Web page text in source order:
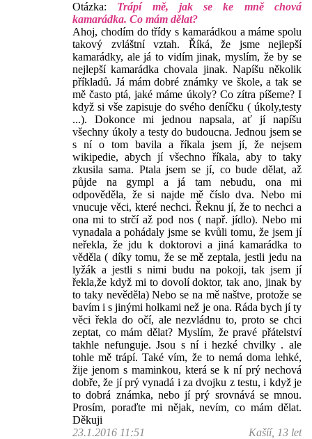
Otázka: Trápí mě, jak se ke mně chová
kamarádka. Co mám dělat?
Ahoj, chodím do třídy s kamarádkou a máme spolu
takový zvláštní vztah. Říká, že jsme nejlepší
kamarádky, ale já to vidím jinak, myslím, že by se
nejlepší kamarádka chovala jinak. Napíšu několik
příkladů. Já mám dobré známky ve škole, a tak se
mě často ptá, jaké máme úkoly? Co zítra píšeme? I
když si vše zapisuje do svého deníčku ( úkoly,testy
...). Dokonce mi jednou napsala, ať jí napíšu
všechny úkoly a testy do budoucna. Jednou jsem se
s ní o tom bavila a říkala jsem jí, že nejsem
wikipedie, abych jí všechno říkala, aby to taky
zkusila sama. Ptala jsem se jí, co bude dělat, až
půjde na gympl a já tam nebudu, ona mi
odpověděla, že si najde mě číslo dva. Nebo mi
vnucuje věci, které nechci. Řeknu jí, že to nechci a
ona mi to strčí až pod nos ( např. jídlo). Nebo mi
vynadala a pohádaly jsme se kvůli tomu, že jsem jí
neřekla, že jdu k doktorovi a jiná kamarádka to
věděla ( díky tomu, že se mě zeptala, jestli jedu na
lyžák a jestli s nimi budu na pokoji, tak jsem jí
řekla,že když mi to dovolí doktor, tak ano, jinak by
to taky nevěděla) Nebo se na mě naštve, protože se
bavím i s jinými holkami než je ona. Ráda bych jí ty
věci řekla do očí, ale nezvládnu to, proto se chci
zeptat, co mám dělat? Myslím, že pravé přátelství
takhle nefunguje. Jsou s ní i hezké chvilky . ale
tohle mě trápí. Také vím, že to nemá doma lehké,
žije jenom s maminkou, která se k ní prý nechová
dobře, že jí prý vynadá i za dvojku z testu, i když je
to dobrá známka, nebo jí prý srovnává se mnou.
Prosím, poraďte mi nějak, nevím, co mám dělat.
Děkuji
23.1.2016 11:51
Kašíí, 13 let